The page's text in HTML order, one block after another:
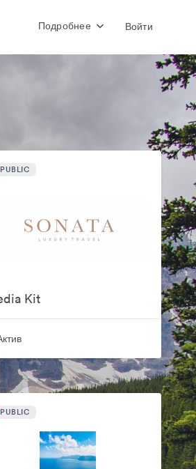
Подробнее Войти
PUBLIC
Kit
PUBLIC